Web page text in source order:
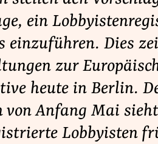
ein
einzuführen. Dies
zur
heute in Berlin.
von Anfang Mai
Lobbyisten